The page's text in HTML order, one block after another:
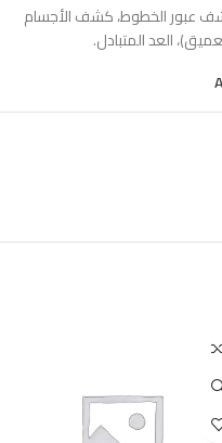
عبور الخطوط، كشف الأجسام
العد المتبادل.